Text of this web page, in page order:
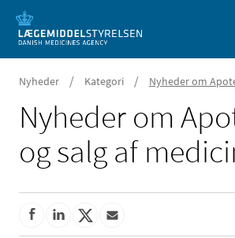
Nyheder / Kategori / Nyheder om
Nyheder om
og salg af